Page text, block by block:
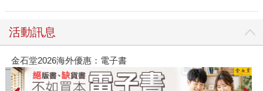
活動訊息
金石堂2026海外優惠：電子書